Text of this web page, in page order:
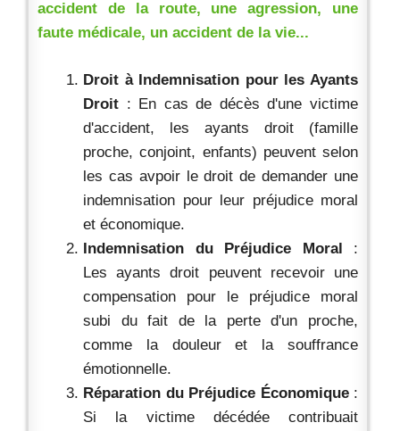
accident de la route, une agression, une
faute médicale, un accident de la vie...
Droit à Indemnisation pour les Ayants
Droit : En cas de décès d'une victime
d'accident, les ayants droit (famille
proche, conjoint, enfants) peuvent selon
les cas avpoir le droit de demander une
indemnisation pour leur préjudice moral
et économique.
Indemnisation du Préjudice Moral :
Les ayants droit peuvent recevoir une
compensation pour le préjudice moral
subi du fait de la perte d'un proche,
comme la douleur et la souffrance
émotionnelle.
Réparation du Préjudice Économique:
Si la victime décédée contribuait